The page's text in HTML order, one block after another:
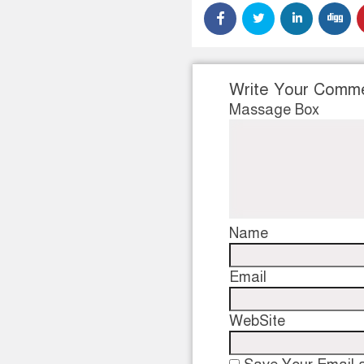
Write Your
Massage Box
Name
Email
WebSite